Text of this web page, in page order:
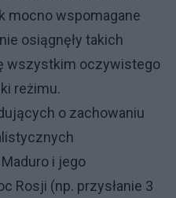
mocno wspomagane
osiągnęły takich
wszystkim oczywistego
reżimu.
o zachowaniu
i jego
Rosji (np. przysłanie 3